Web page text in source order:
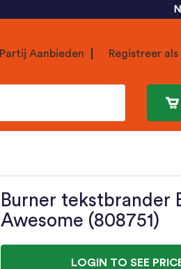
Partij Aanbieden Registreer
Burner tekstbrander
Awesome (808751)
LOGIN TO SEE